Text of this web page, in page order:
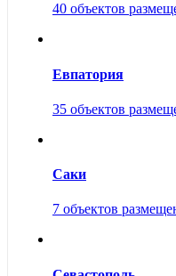
40 объектов
Евпатория
35 объектов
Саки
7 объектов